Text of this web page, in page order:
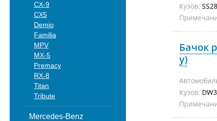
CX-9
CX5
Demio
Familia
MPV
MX-5
Premacy
RX-8
Titan
Tribute
Mercedes-Benz
Кузов:
Бачок
у)
Кузов: